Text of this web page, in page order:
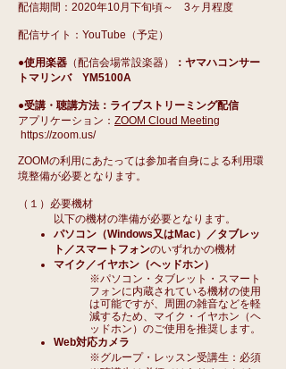
配信期間：2020年10月下旬頃～ 3ヶ月程度
配信サイト：YouTube（予定）
●使用楽器 （配信会場常設楽器）
：ヤマハコンサー
トマリンバ YM5100A
●受講・聴講方法： ライブストリーミング配信
アプリケーション： ZOOM Cloud Meeting
https://zoom.us/
ZOOMの利用にあたっては参加者自身による利用環
境整備が必要となります。
（１）必要機材
以下の機材の準備が必要となります。
パソコン（Windows又はMac）／タブレッ
ト／スマートフォンのいずれかの機材
マイク／イヤホン（ヘッドホン）
※パソコン・タブレット・スマート
フォンに内蔵されている機材の使用
は可能ですが、周囲の雑音などを軽
減するため、マイク・イヤホン（ヘ
ッドホン）のご使用を推奨します。
Web対応カメラ
※グループ・レッスン受講生：必須